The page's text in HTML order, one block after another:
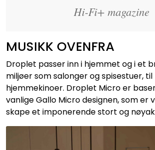
Hi-Fi+ magazine
MUSIKK OVENFRA
Droplet passer inn i hjemmet og i et
miljøer som salonger og spisestuer,
hjemmekinoer. Droplet Micro er
vanlige Gallo Micro designen, som er
skape et imponerende stort og